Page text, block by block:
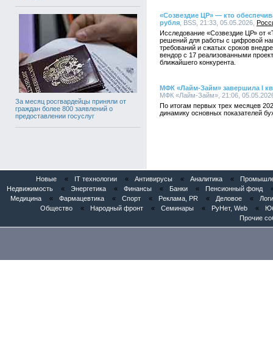
За месяц росгвардейцы приняли от
граждан более 800 заявлений о
предоставлении госуслуг
«Созвездие ЦР» — кто
рубля , BSS, 21:33, 05.05.2026,
Исследование «Созвездие ЦР» от
решений для работы с цифровой
требований и сжатых сроков
вендор с 17 реализованными
ближайшего конкурента.
МФК «Лайм-Займ» завершила I
МФК «Лайм-Займ», 21:06,
По итогам первых трех месяцев
динамику основных показателей
Новые « IT технологии « Антивирусы « Аналитика «
Недвижимость
« Энергетика « Финансы « Банки « Пенсионный фонд
Медицина
« Фармацевтика « Спорт « Реклама, PR « Деловое «
Общество
« Народный фронт « Семинары « РуНет, Web «
Прочие